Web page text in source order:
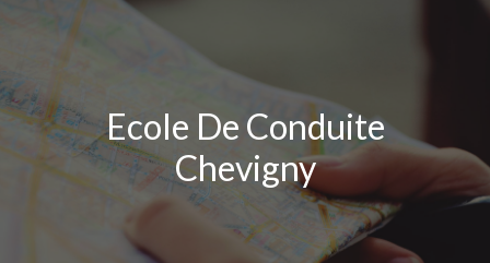
Ecole De Conduite
Chevigny